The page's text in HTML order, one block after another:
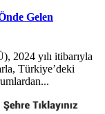
Gelen
2024 yılı itibarıyla
Türkiye’deki